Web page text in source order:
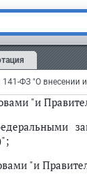
"и
"и